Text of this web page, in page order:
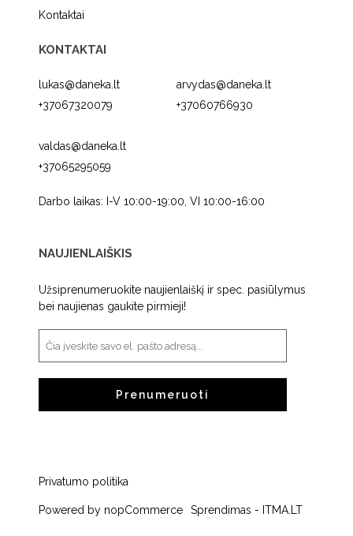
Kontaktai
KONTAKTAI
lukas@daneka.lt
+37067320079
arvydas@daneka.lt
+37060766930
valdas@daneka.lt
+37065295059
Darbo laikas: I-V 10:00-19:00, VI 10:00-16:00
NAUJIENLAIŠKIS
Užsiprenumeruokite naujienlaiškį ir spec. pasiūlymus
bei naujienas gaukite pirmieji!
Prenumeruoti
Powered by nopCommerce Sprendimas - ITMA.LT
Privatumo politika